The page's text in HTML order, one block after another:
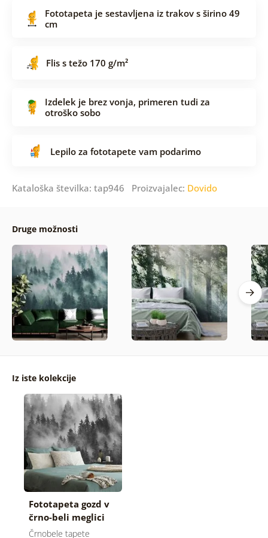
Fototapeta je sestavljena iz trakov s širino 49
cm
Flis s težo 170 g/m²
Izdelek je brez vonja, primeren tudi za
otroško sobo
Lepilo za fototapete vam podarimo
Kataloška številka: tap946 Proizvajalec: Dovido
Druge možnosti
Iz iste kolekcije
Fototapeta gozd v
črno-beli meglici
Črnobele tapete